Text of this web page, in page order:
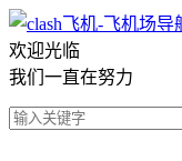
欢迎光临
我们一直在努力